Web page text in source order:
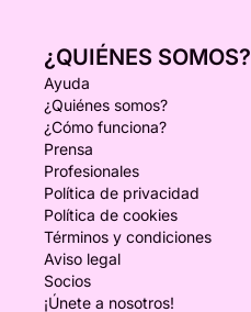
¿QUIÉNES SOMOS?
Ayuda
¿Quiénes somos?
¿Cómo funciona?
Prensa
Profesionales
Política de privacidad
Política de cookies
Términos y condiciones
Aviso legal
Socios
¡Únete a nosotros!